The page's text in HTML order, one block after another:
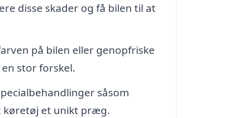
disse skader og få bilen til at
på bilen eller genopfriske
stor forskel.
såsom
køretøj et unikt præg.